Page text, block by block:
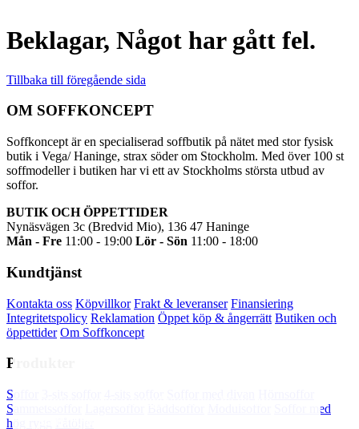
Beklagar, Något har gått fel.
Tillbaka till föregående sida
OM SOFFKONCEPT
Soffkoncept är en specialiserad soffbutik på nätet med stor fysisk
butik i Vega/ Haninge, strax söder om Stockholm. Med över 100 st
soffmodeller i butiken har vi ett av Stockholms största utbud av
soffor.
BUTIK OCH ÖPPETTIDER
Nynäsvägen 3c (Bredvid Mio), 136 47 Haninge
Mån - Fre 11:00 - 19:00 Lör - Sön 11:00 - 18:00
Kundtjänst
Kontakta oss Köpvillkor Frakt & leveranser Finansiering
Integritetspolicy Reklamation Öppet köp & ångerrätt Butiken och
öppettider Om Soffkoncept
Produkter
Soffor
Sammetssoffor
Soffor med
hög rygg